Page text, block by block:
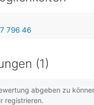
796 46
(1)
abgeben zu
registrieren.